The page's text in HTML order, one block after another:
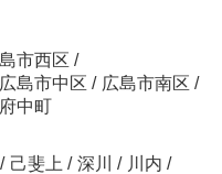
市西区 /
広島市中区 / 広島市南区 /
中町
/ 己斐上 / 深川 / 川内 /